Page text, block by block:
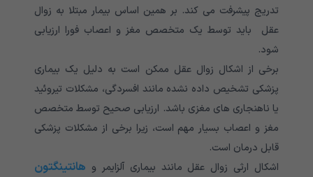
تدریج پیشرفت می کند. بر همین اساس بیمار مبتلا به زوال
عقل باید توسط یک متخصص مغز و اعصاب فورا ارزیابی
شود.
برخی از اشکال زوال عقل ممکن است به دلیل یک بیماری
پزشکی تشخیص داده نشده مانند افسردگی، مشکلات تیروئید
یا ناهنجاری های مغزی باشد. ارزیابی صحیح توسط متخصص
مغز و اعصاب بسیار مهم است، زیرا برخی از مشکلات پزشکی
قابل درمان است.
اشکال ارثی زوال عقل مانند بیماری آلزایمر و هانتینگتون